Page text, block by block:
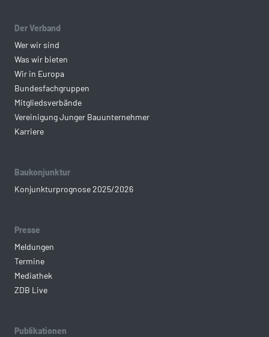
Der Verband
Wer wir sind
Was wir bieten
Wir in Europa
Bundesfachgruppen
Mitgliedsverbände
Vereinigung Junger Bauunternehmer
Karriere
Baukonjunktur
Konjunkturprognose 2025/2026
Presse
Meldungen
Termine
Mediathek
ZDB Live
Publikationen